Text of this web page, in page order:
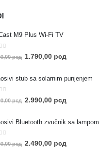
M9 Plus Wi-Fi TV
рсд 1.790,00 рсд
stub sa solarnim punjenjem
рсд 2.990,00 рсд
Bluetooth zvučnik sa lampom
of 5
рсд 2.490,00 рсд